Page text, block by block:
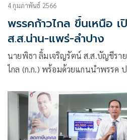
4 กุมภาพันธ์ 2566
พรรคก้าวไกล ขึ้นเหนือ
ส.ส.น่าน-แพร่-ลำปาง
นายพิธา ลิ้มเจริญรัตน์ ส.ส.บัญชีรา
ไกล (ก.ก.) พร้อมด้วยแกนนำพรรค